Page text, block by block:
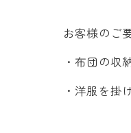
お客様のご
・布団の収
・洋服を掛